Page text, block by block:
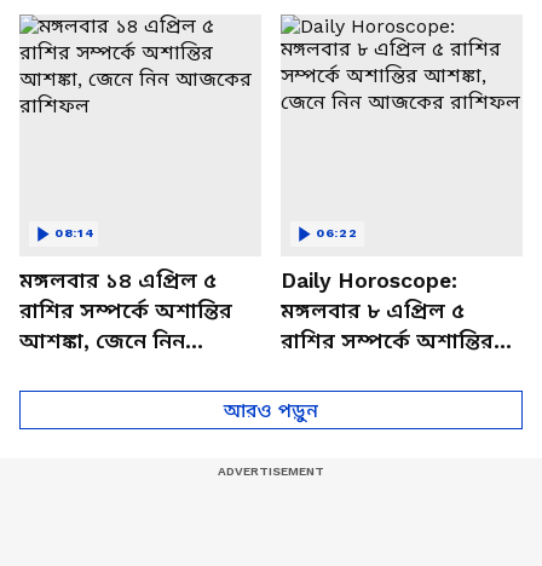
বিশদে
মঙ্গলবার ১৪ এপ্রিল ৫
রাশির সম্পর্কে অশান্তির
আশঙ্কা, জেনে নিন
08:14
Daily Horoscope:
মঙ্গলবার ৮ এপ্রিল ৫
রাশির সম্পর্কে অশান্তির
আজকের রাশিফল
06:22
আরও পড়ুন